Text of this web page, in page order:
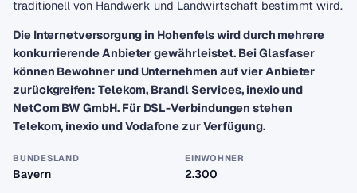
traditionell von Handwerk und Landwirtschaft bestimmt wird.
Die Internetversorgung in Hohenfels wird durch mehrere
konkurrierende Anbieter gewährleistet. Bei Glasfaser
können Bewohner und Unternehmen auf vier Anbieter
zurückgreifen: Telekom, Brandl Services, inexio und
NetCom BW GmbH. Für DSL-Verbindungen stehen
Telekom, inexio und Vodafone zur Verfügung.
BUNDESLAND
Bayern
EINWOHNER
2.300